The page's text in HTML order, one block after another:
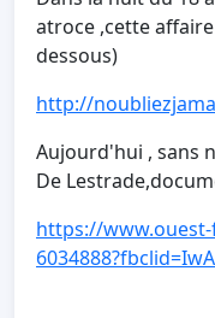
atroce ,cette
dessous)
http://
Aujourd'hui , sans
De
https://